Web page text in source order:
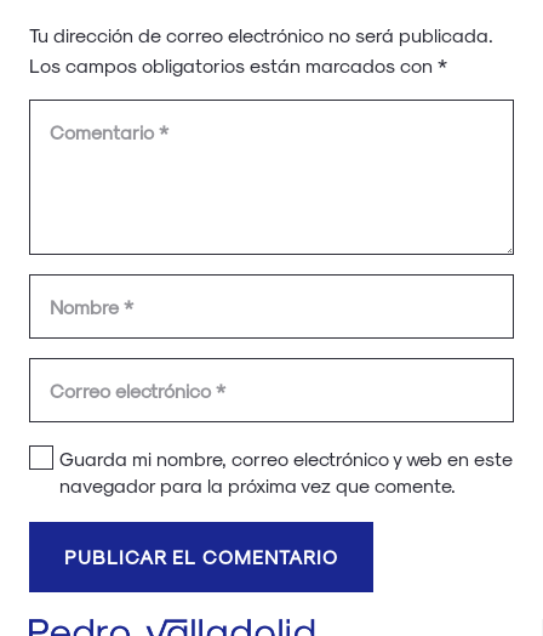
Tu dirección de correo electrónico no será publicada.
Los campos obligatorios están marcados con *
Guarda mi nombre, correo electrónico y web en este
navegador para la próxima vez que comente.
PUBLICAR EL COMENTARIO